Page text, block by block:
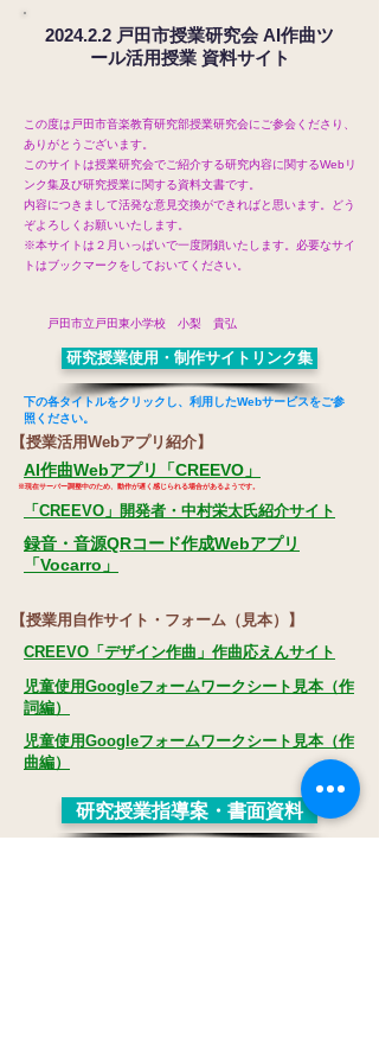
2024.2.2 戸田市授業研究会 AI作曲ツ
ール活用授業 資料サイト
この度は戸田市音楽教育研究部授業研究会にご参会くださり、
ありがとうございます。
このサイトは授業研究会でご紹介する研究内容に関するWebリ
ンク集及び研究授業に関する資料文書です。
内容につきまして活発な意見交換ができればと思います。どう
ぞよろしくお願いいたします。
※本サイトは２月いっぱいで一度閉鎖いたします。必要なサイ
トはブックマークをしておいてください。
戸田市立戸田東小学校 小梨 貴弘
研究授業使用・制作サイトリンク集
下の各タイトルをクリックし、利用したWebサービスをご参
照ください。
【授業活用Webアプリ紹介】
AI作曲Webアプリ「CREEVO」
※現在サーバー調整中のため、動作が遅く感じられる場合があるようです。
「CREEVO」開発者・中村栄太氏紹介サイト
録音・音源QRコード作成Webアプリ
「Vocarro」
【授業用自作サイト・フォーム（見本）】
CREEVO「デザイン作曲」作曲応えんサイト
児童使用Googleフォームワークシート見本（作
詞編）
児童使用Googleフォームワークシート見本（作
曲編）
研究授業指導案・書面資料